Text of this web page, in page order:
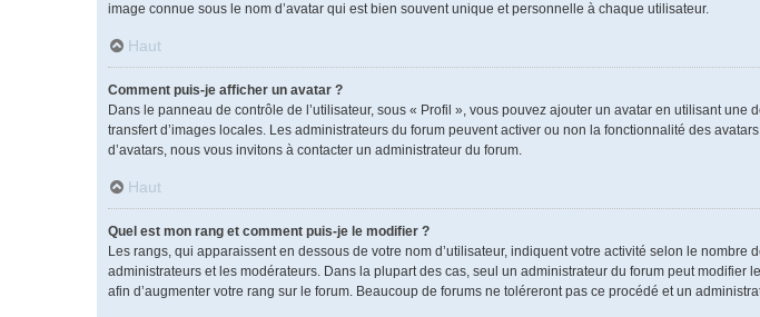
image connue sous le nom d’avatar qui est bien souvent unique et personnelle à chaque utilisateur.
Haut
Comment puis-je afficher un avatar ?
Dans le panneau de contrôle de l’utilisateur, sous « Profil », vous pouvez ajouter un avatar en utilisant
transfert d’images locales. Les administrateurs du forum peuvent activer ou non la fonctionnalité des
d’avatars, nous vous invitons à contacter un administrateur du forum.
Haut
Quel est mon rang et comment puis-je le modifier ?
Les rangs, qui apparaissent en dessous de votre nom d’utilisateur, indiquent votre activité selon le
administrateurs et les modérateurs. Dans la plupart des cas, seul un administrateur du forum peut
afin d’augmenter votre rang sur le forum. Beaucoup de forums ne toléreront pas ce procédé et un